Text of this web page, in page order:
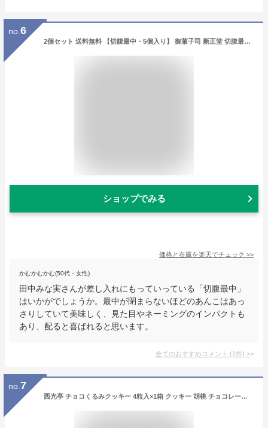
no. 6
2個セット 送料無料 【切腹最中・5個入り】 御菓子司 新正堂 切腹最中 5個入り 銘菓 お菓子 和菓子 御年賀 お年賀 お歳暮 お中元 手土産 御仏前
ショップでみる
価格と在庫を楽天でチェック >>
かむかむかむ(50代・女性)
田中みな実さんが差し入れにもっていっている「切腹最中」
はいかがでしょうか。最中が閉まらないほどのあんこはあっ
さりしていて美味しく、見た目やネーミングのインパクトも
あり、配ると喜ばれると思います。
全てのおすすめコメント (1件) >
no. 7
西光亭 チョコくるみクッキー 4粒入×1箱 クッキー 胡桃 チョコレート 焼き菓子 お菓子